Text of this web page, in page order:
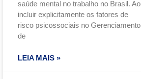
saúde mental no trabalho no Brasil. Ao
incluir explicitamente os fatores de
risco psicossociais no Gerenciamento
de
LEIA MAIS »